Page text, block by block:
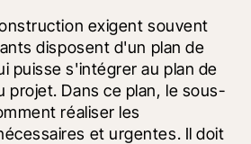
exigent souvent
disposent d'un plan de
puisse s'intégrer au plan de
projet. Dans ce plan, le sous-
réaliser les
et urgentes. Il doit